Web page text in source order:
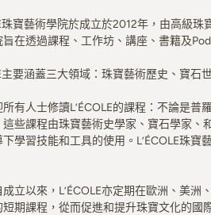
珠寶藝術學院於成立於2012年，由高級
旨在透過課程、工作坊、講座、書籍及
主要涵蓋三大領域：珠寶藝術歷史、寶石
有人士修讀L’ÉCOLE的課程：不論是
這些課程由珠寶藝術史學家、寶石學家
學習技能和工具的使用。L’ÉCOLE珠
成立以來，L’ÉCOLE亦定期在歐洲、美
短期課程，從而促進和提升珠寶文化的國